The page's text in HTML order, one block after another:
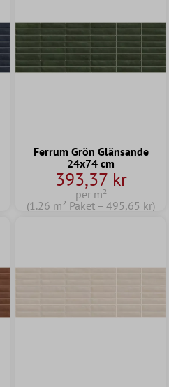
Ferrum Grön Glänsande
24x74 cm
393,37 kr
per m²
(1.26 m² Paket = 495,65 kr)